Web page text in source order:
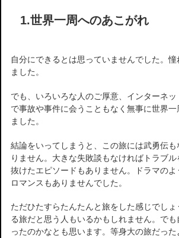
1.世界一周へのあこがれ
自分にできるとは思っていませんでした。
ました。
でも、いろいろな人のご厚意、インターネッ
で事故や事件に会うこともなく無事に世界一
ました。
結論をいってしまうと、この旅には武勇伝
りません。大きな失敗談もなければトラブ
抜けたエピソードもありません。ドラマの
ロマンスもありませんでした。
ただひたすらたんたんと旅をした感じでし
る旅だと思う人もいるかもしれません。で
ったのかなとも思います。等身大の旅だった